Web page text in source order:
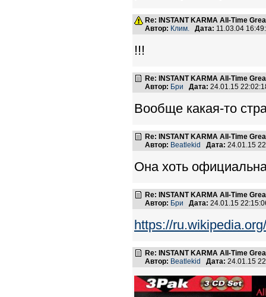
Re: INSTANT KARMA All-Time
Автор: Клим. Дата: 11.03.04
!!!
Re: INSTANT KARMA All-Time
Автор: Бри Дата: 24.01.15
Вообще какая-то
Re: INSTANT KARMA All-Time
Автор: Beatlekid Дата: 24.01.15
Она хоть
Re: INSTANT KARMA All-Time
Автор: Бри Дата: 24.01.15
https://
Re: INSTANT KARMA All-Time
Автор: Beatlekid Дата: 24.01.15